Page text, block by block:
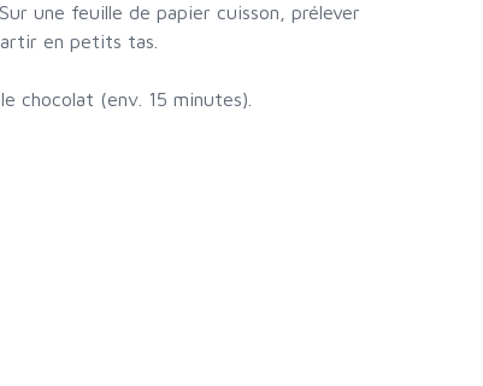
une feuille de papier cuisson, prélever
en petits tas.
chocolat (env. 15 minutes).